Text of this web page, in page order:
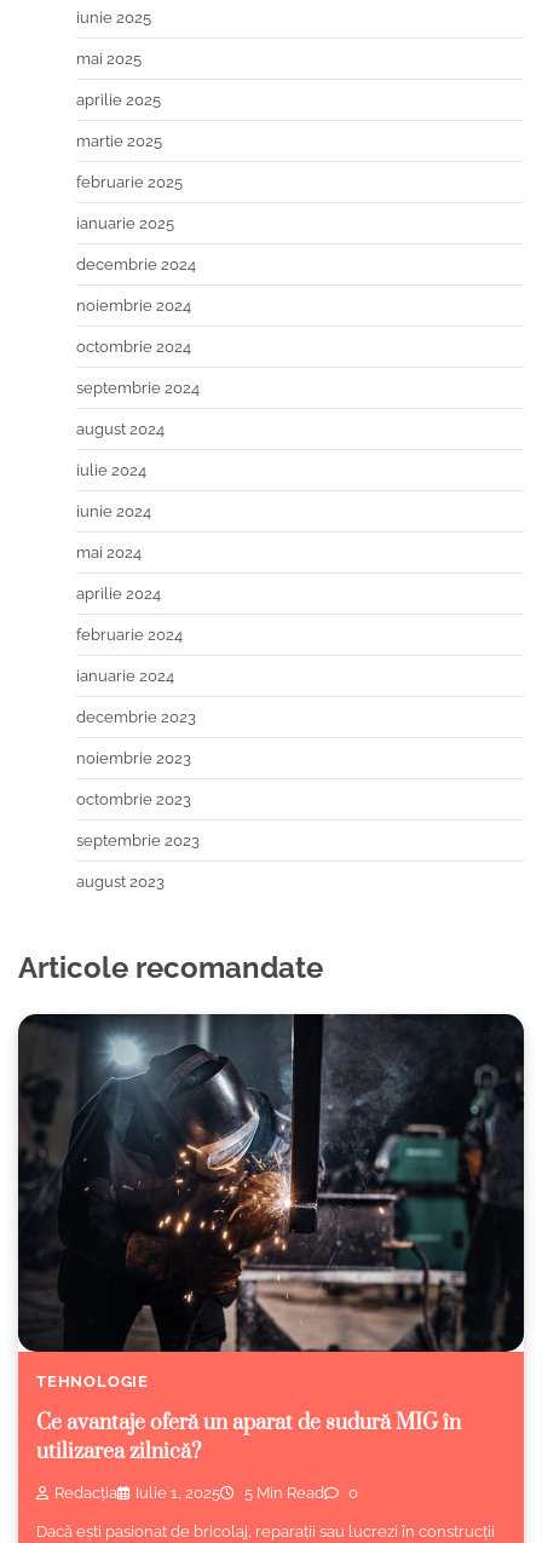
iunie 2025
mai 2025
aprilie 2025
martie 2025
februarie 2025
ianuarie 2025
decembrie 2024
noiembrie 2024
octombrie 2024
septembrie 2024
august 2024
iulie 2024
iunie 2024
mai 2024
aprilie 2024
februarie 2024
ianuarie 2024
decembrie 2023
noiembrie 2023
octombrie 2023
septembrie 2023
august 2023
Articole recomandate
TEHNOLOGIE
Ce avantaje oferă un aparat de sudură MIG în
utilizarea zilnică?
Redacția Iulie 1, 2025 5 Min Read 0
Dacă ești pasionat de bricolaj, reparații sau lucrezi în construcții